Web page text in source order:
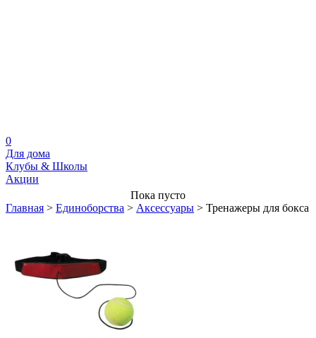
0
Для дома
Клубы & Школы
Акции
Пока пусто
Главная > Единоборства > Аксессуары > Тренажеры для бокса